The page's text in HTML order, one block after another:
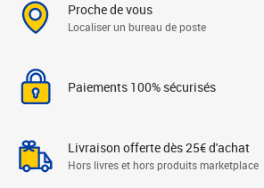
Proche de vous
Localiser un bureau de poste
Paiements 100% sécurisés
Livraison offerte dès 25€ d'achat
Hors livres et hors produits marketplace